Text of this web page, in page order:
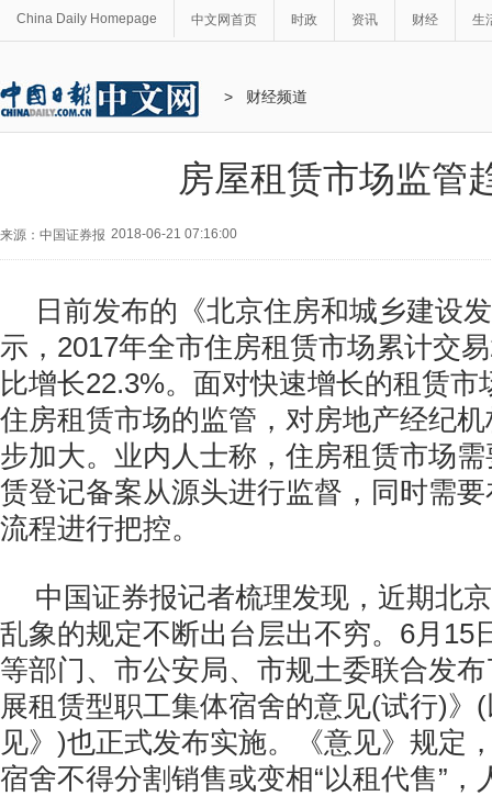
China Daily Homepage 中文网首页 时政 资讯 财经 生
> 财经频道
房屋租赁市场监管
来源：中国证券报 2018-06-21 07:16:00
日前发布的《北京住房和城乡建设
示，2017年全市住房租赁市场累计交
比增长22.3%。面对快速增长的租赁市
住房租赁市场的监管，对房地产经纪
步加大。业内人士称，住房租赁市场
赁登记备案从源头进行监督，同时需
流程进行把控。
中国证券报记者梳理发现，近期北
乱象的规定不断出台层出不穷。6月15
等部门、市公安局、市规土委联合发
展租赁型职工集体宿舍的意见(试行)》
见》)也正式发布实施。《意见》规定
宿舍不得分割销售或变相“以租代售”，